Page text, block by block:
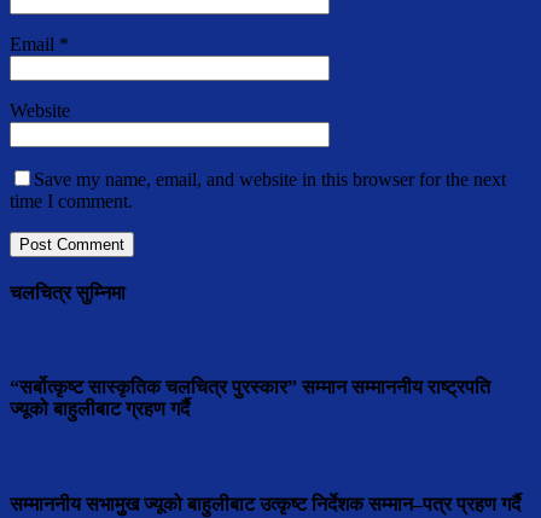
Email *
Website
Save my name, email, and website in this browser for the next
time I comment.
चलचित्र सुम्निमा
“सर्बोत्कृष्ट सास्कृतिक चलचित्र पुरस्कार” सम्मान सम्माननीय राष्ट्रपति
ज्यूको बाहुलीबाट ग्रहण गर्दै
सम्माननीय सभामुुख ज्यूको बाहुलीबाट उत्कृष्ट निर्देशक सम्मान–पत्र प्रहण गर्दै